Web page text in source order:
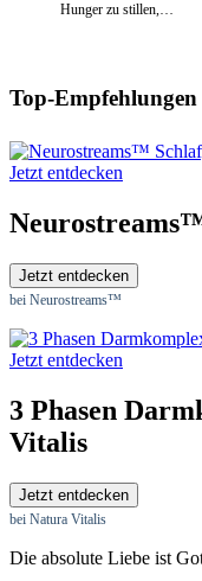
Hunger zu stillen,…
Top-Empfehlungen
Jetzt entdecken
Jetzt entdecken
bei Neurostreams™
Jetzt entdecken
3 Phasen
Vitalis
Jetzt entdecken
bei Natura Vitalis
Die absolute Liebe ist